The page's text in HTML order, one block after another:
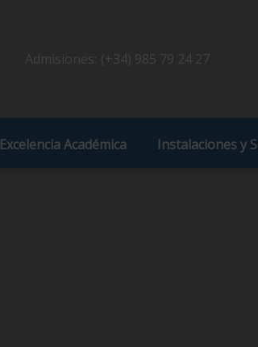
Admisiones: (+34) 985 79 24 27
Excelencia Académica Instalaciones y